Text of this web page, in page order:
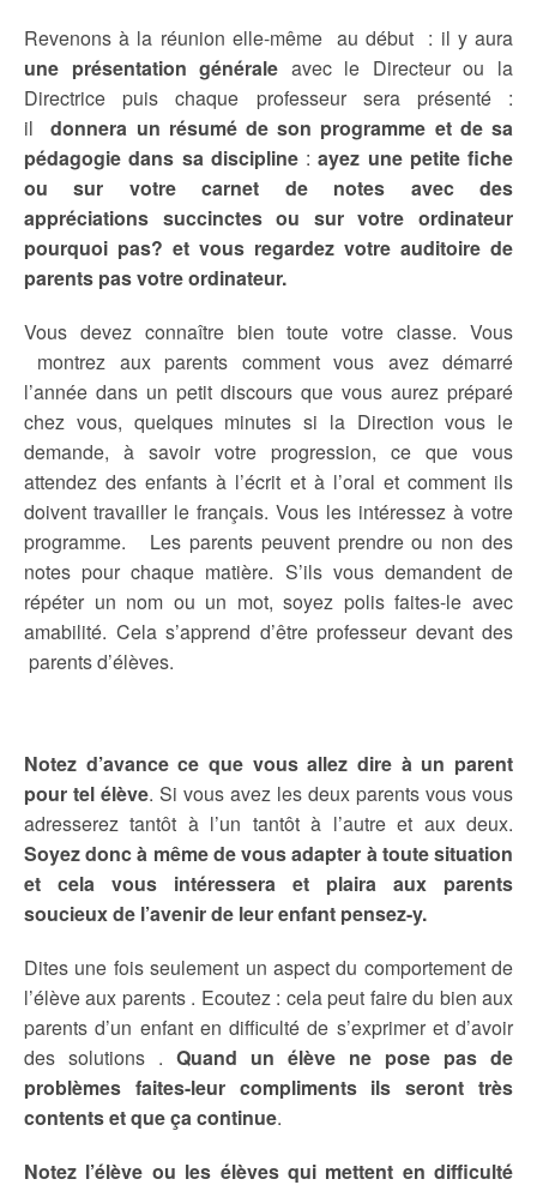
Revenons à la réunion elle-même au début : il y aura
une présentation générale avec le Directeur ou la
Directrice puis chaque professeur sera présenté :
il
donnera un résumé de son programme et de sa
pédagogie dans sa discipline:ayez une petite fiche
ou sur votre carnet de notes avec des
appréciations succinctes ou sur votre ordinateur
pourquoi pas? et vous regardez votre auditoire de
parents pas votre ordinateur.
Vous devez connaître bien toute votre classe. Vous
montrez aux parents comment vous avez démarré
l’année dans un petit discours que vous aurez préparé
chez vous, quelques minutes si la Direction vous le
demande, à savoir votre progression, ce que vous
attendez des enfants à l’écrit et à l’oral et comment ils
doivent travailler le français. Vous les intéressez à votre
programme. Les parents peuvent prendre ou non des
notes pour chaque matière. S’ils vous demandent de
répéter un nom ou un mot, soyez polis faites-le avec
amabilité. Cela s’apprend d’être professeur devant des
parents d’élèves.
Notez d’avance ce que vous allez dire à un parent
pour tel élève. Si vous avez les deux parents vous vous
adresserez tantôt à l’un tantôt à l’autre et aux deux.
Soyez donc à même de vous adapter à toute situation
et cela vous intéressera et plaira aux parents
soucieux de l’avenir de leur enfant pensez-y.
Dites une fois seulement un aspect du comportement de
l’élève aux parents . Ecoutez : cela peut faire du bien aux
parents d’un enfant en difficulté de s’exprimer et d’avoir
des solutions . Quand un élève ne pose pas de
problèmes faites-leur compliments ils seront très
contents et que ça continue.
Notez l’élève ou les élèves qui mettent en difficulté